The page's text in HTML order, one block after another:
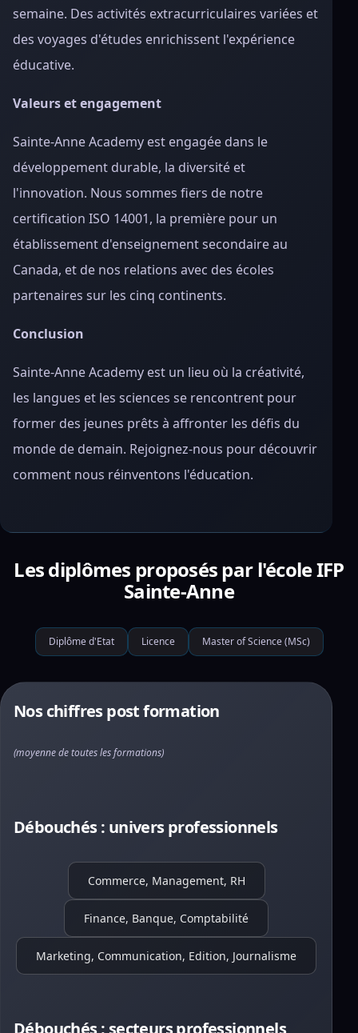
semaine. Des activités extracurriculaires variées et
des voyages d'études enrichissent l'expérience
éducative.
Valeurs et engagement
Sainte-Anne Academy est engagée dans le
développement durable, la diversité et
l'innovation. Nous sommes fiers de notre
certification ISO 14001, la première pour un
établissement d'enseignement secondaire au
Canada, et de nos relations avec des écoles
partenaires sur les cinq continents.
Conclusion
Sainte-Anne Academy est un lieu où la créativité,
les langues et les sciences se rencontrent pour
former des jeunes prêts à affronter les défis du
monde de demain. Rejoignez-nous pour découvrir
comment nous réinventons l'éducation.
Les diplômes proposés par l'école IFP
Sainte-Anne
Diplôme d'Etat Licence Master of Science (MSc)
Nos chiffres post formation
(moyenne de toutes les formations)
Débouchés : univers professionnels
Commerce, Management, RH
Finance, Banque, Comptabilité
Marketing, Communication, Edition, Journalisme
Débouchés : secteurs professionnels